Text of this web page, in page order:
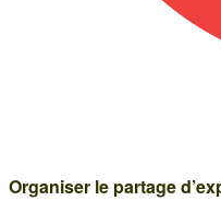
Organiser le partage